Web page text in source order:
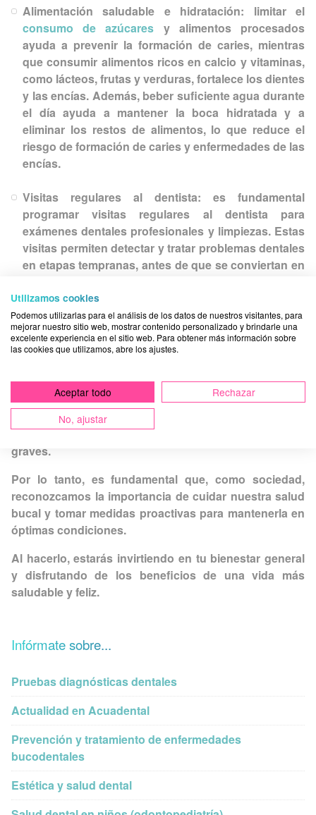
Alimentación saludable e hidratación: limitar el
consumo de azúcares y alimentos procesados
ayuda a prevenir la formación de caries, mientras
que consumir alimentos ricos en calcio y vitaminas,
como lácteos, frutas y verduras, fortalece los dientes
y las encías. Además, beber suficiente agua durante
el día ayuda a mantener la boca hidratada y a
eliminar los restos de alimentos, lo que reduce el
riesgo de formación de caries y enfermedades de las
encías.
Visitas regulares al dentista: es fundamental
programar visitas regulares al dentista para
exámenes dentales profesionales y limpiezas. Estas
visitas permiten detectar y tratar problemas dentales
en etapas tempranas, antes de que se conviertan en
siempre que lo necesites y sin ningún tipo de
compromiso,puedes concertar una revisión con
nosotros. Estaremos encantados de atenderte.
innegable. Mantener una boca sana no solo
contribuye a una sonrisa hermosa y a una mejor
calidad de vida, sino que también puede protegerte
contra una serie de enfermedades y afecciones
graves.
Por lo tanto, es fundamental que, como sociedad,
reconozcamos la importancia de cuidar nuestra salud
bucal y tomar medidas proactivas para mantenerla en
óptimas condiciones.
Al hacerlo, estarás invirtiendo en tu bienestar general
y disfrutando de los beneficios de una vida más
saludable y feliz.
Infórmate sobre...
Pruebas diagnósticas dentales
Actualidad en Acuadental
Prevención y tratamiento de enfermedades
bucodentales
Estética y salud dental
Utilizamos cookies
Podemos utilizarlas para el análisis de los datos de nuestros visitantes, para
mejorar nuestro sitio web, mostrar contenido personalizado y brindarle una
excelente experiencia en el sitio web. Para obtener más información sobre
las cookies que utilizamos, abre los ajustes.
Aceptar todo
Rechazar
No, ajustar